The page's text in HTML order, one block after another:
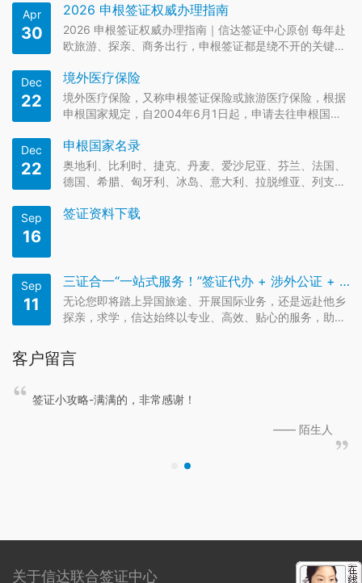
证流程标准严苛、申根国家要求复杂，让不少个人与企业
屡屡碰壁。依托创新的互联网+签证中心服务模式，信达
签证（翻译公证海牙认证…
Apr
30
2026 申根签证权威办理指南
2026 申根签证权威办理指南｜信达签证中心原创 每年赴
欧旅游、探亲、商务出行，申根签证都是绕不开的关键环
签、顺利通行。信达签证中心结合2026 年最新官方政
策，为你整理零基础、全流程、零踩坑办理攻略，看完直
接上手办签。 一…
Dec
22
境外医疗保险
境外医疗保险，又称申根签证保险或旅游医疗保险，根据
申根国家规定，自2004年6月1日起，申请去往申根国
签发申根签证的基本前提。境外医疗保险要求如下（推
荐：签证申请流程步骤）： 1.境外医疗保险（个人或团体
保险）可由申请人在…
Dec
22
申根国家名录
奥地利、比利时、捷克、丹麦、爱沙尼亚、芬兰、法国、
德国、希腊、匈牙利、冰岛、意大利、拉脱维亚、列支敦
萄牙、斯洛伐克、斯洛文尼亚、西班牙、瑞典、瑞士、克
Sep
16
签证资料下载
Sep
11
三证合一“一站式服务！”签证代办 + 涉外公证 + 海牙认证，实现全程线上代办服务！
无论您即将踏上异国旅途、开展国际业务，还是远赴他乡
探亲，求学，信达始终以专业、高效、贴心的服务，助您
式服务，整合各国签证代办 + 涉外公证 + 海牙认证，真
正实现“全网受理、全程代办、省心省力！
客户留言
签证小攻略-满满的，非常感谢！
—— 陌生人
关于信达联合签证中心